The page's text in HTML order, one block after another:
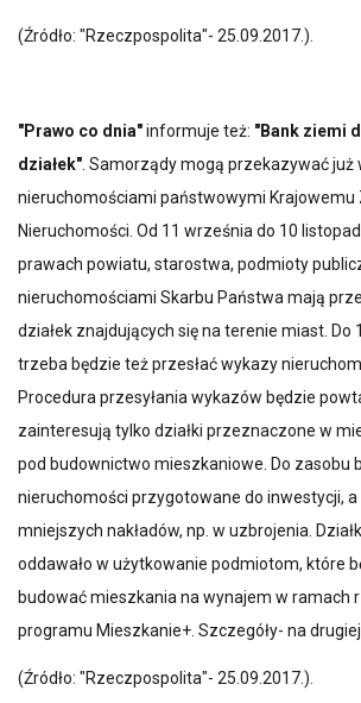
(Źródło: "Rzeczpospolita"- 25.09.2017.).
"Prawo co dnia"informuje też: "Bank ziemi
działek" . Samorządy mogą przekazywać już
nieruchomościami państwowymi Krajowemu
Nieruchomości. Od 11 września do 10
prawach powiatu, starostwa, podmioty
nieruchomościami Skarbu Państwa mają
działek znajdujących się na terenie miast. Do
trzeba będzie też przesłać wykazy
Procedura przesyłania wykazów będzie
zainteresują tylko działki przeznaczone w
pod budownictwo mieszkaniowe. Do zasobu
nieruchomości przygotowane do inwestycji,
mniejszych nakładów, np. w uzbrojenia.
oddawało w użytkowanie podmiotom, które
budować mieszkania na wynajem w ramach
programu Mieszkanie+. Szczegóły- na
(Źródło: "Rzeczpospolita"- 25.09.2017.).